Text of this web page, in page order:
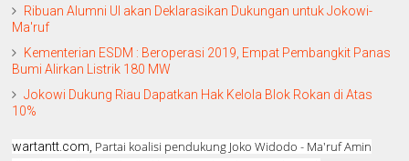
Ribuan Alumni UI akan Deklarasikan Dukungan untuk Jokowi-
Ma'ruf
Kementerian ESDM : Beroperasi 2019, Empat Pembangkit Panas
Bumi Alirkan Listrik 180 MW
Jokowi Dukung Riau Dapatkan Hak Kelola Blok Rokan di Atas
10%
wartantt.com, Partai koalisi pendukung Joko Widodo - Ma'ruf Amin